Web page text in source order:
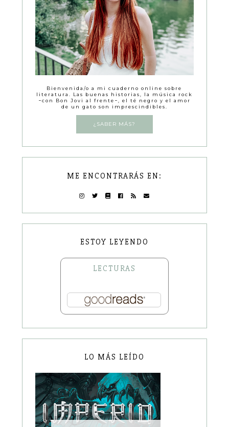
Bienvenida/o a mi cuaderno online sobre
literatura. Las buenas historias, la música rock
−con Bon Jovi al frente−, el té negro y el amor
de un gato son imprescindibles.
¿SABER MÁS?
ME ENCONTRARÁS EN:
ESTOY LEYENDO
LECTURAS
LO MÁS LEÍDO